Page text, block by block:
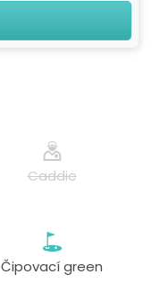
Caddie
Čipovací green